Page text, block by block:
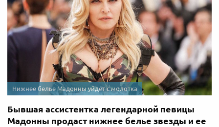
Нижнее белье Мадонны уйдет с молотка
Бывшая ассистентка легендарной певицы
Мадонны продаст нижнее белье звезды и ее